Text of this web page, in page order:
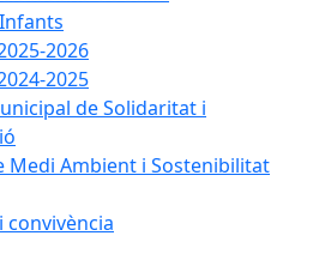
2026
2025
de Solidaritat i
Medi Ambient i Sostenibilitat
convivència